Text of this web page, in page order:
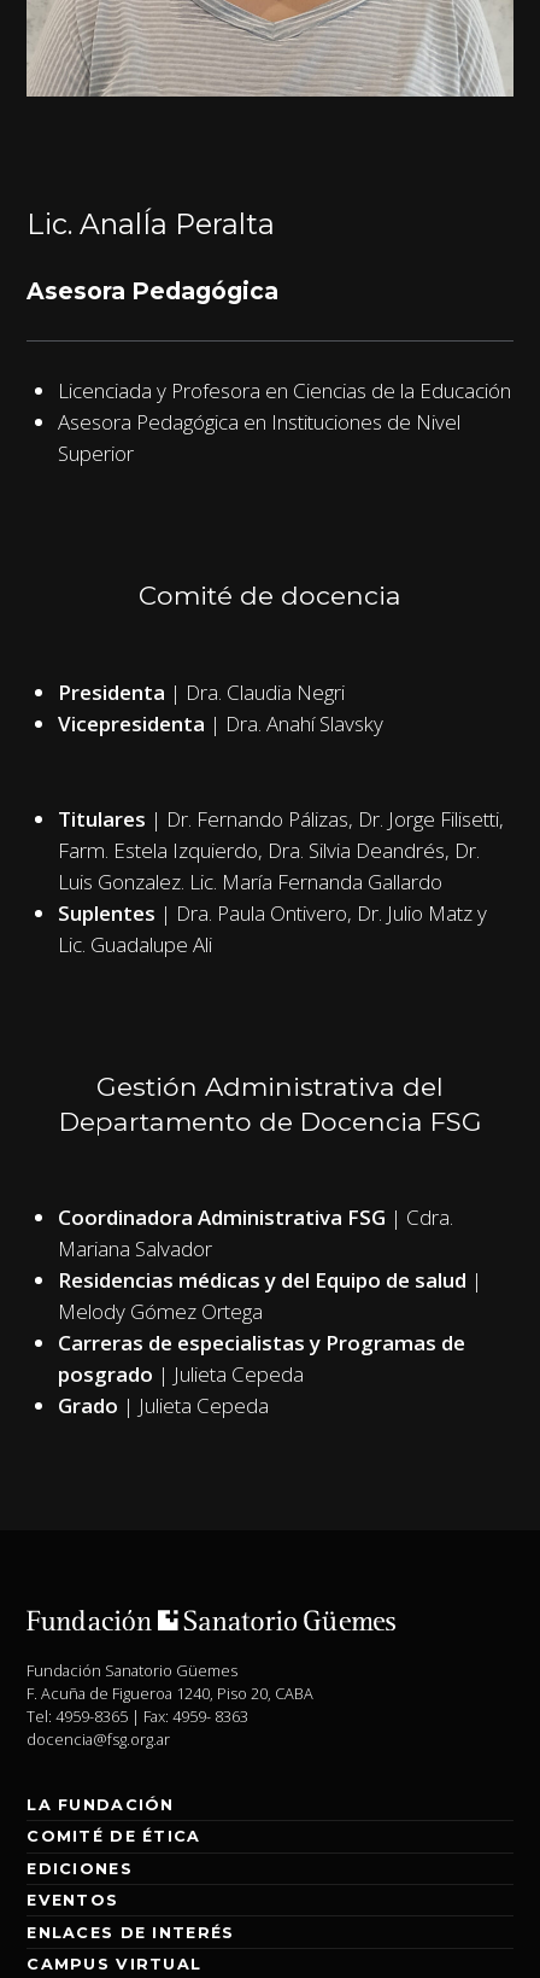
Lic. AnalÍa Peralta
Asesora Pedagógica
Licenciada y Profesora en Ciencias de la Educación
Asesora Pedagógica en Instituciones de Nivel
Superior
Comité de docencia
Presidenta | Dra. Claudia Negri
Vicepresidenta | Dra. Anahí Slavsky
Titulares | Dr. Fernando Pálizas, Dr. Jorge Filisetti,
Farm. Estela Izquierdo, Dra. Silvia Deandrés, Dr.
Luis Gonzalez. Lic. María Fernanda Gallardo
Suplentes | Dra. Paula Ontivero, Dr. Julio Matz y
Lic. Guadalupe Ali
Gestión Administrativa del
Departamento de Docencia FSG
Coordinadora Administrativa FSG | Cdra.
Mariana Salvador
Residencias médicas y del Equipo de salud |
Melody Gómez Ortega
Carreras de especialistas y Programas de
posgrado | Julieta Cepeda
Grado | Julieta Cepeda
Fundación Sanatorio Güemes
F. Acuña de Figueroa 1240, Piso 20, CABA
Tel: 4959-8365 | Fax: 4959- 8363
docencia@fsg.org.ar
LA FUNDACIÓN
COMITÉ DE ÉTICA
EDICIONES
EVENTOS
ENLACES DE INTERÉS
CAMPUS VIRTUAL